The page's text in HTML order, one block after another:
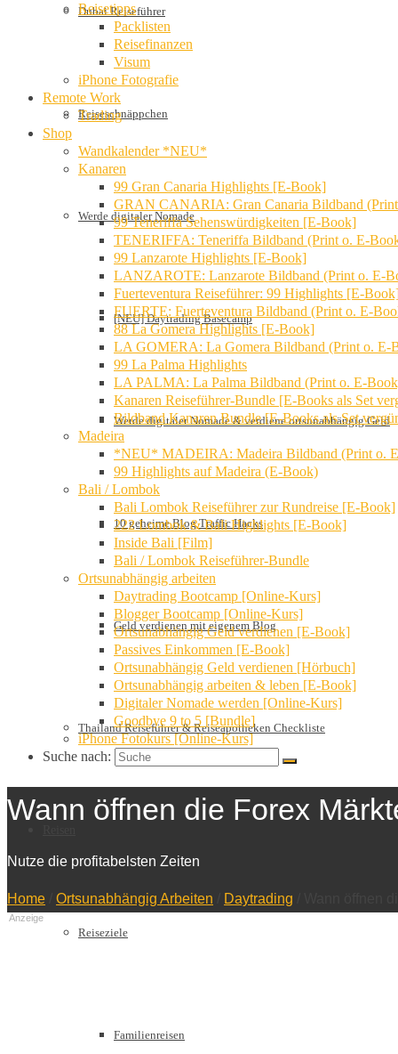
Dubai Reiseführer
Reiseschnäppchen
Werde digitaler Nomade
[NEU] Daytrading Basecamp
Werde digitaler Nomade & verdiene ortsunabhängig Geld
10 geheime Blog Traffic Hacks
Geld verdienen mit eigenem Blog
Thailand Reiseführer & Reiseapotheken Checkliste
Reiseziele
Familienreisen
Reisetipps
Packlisten
Reisefinanzen
Visum
iPhone Fotografie
Remote Work
Trading
Shop
Wandkalender *NEU*
Kanaren
99 Gran Canaria Highlights [E-Book]
GRAN CANARIA: Gran Canaria Bildband
99 Teneriffa Sehenswürdigkeiten [E-Book]
TENERIFFA: Teneriffa Bildband (Print o. E-
99 Lanzarote Highlights [E-Book]
LANZAROTE: Lanzarote Bildband (Print o. E-
Fuerteventura Reiseführer: 99 Highlights [E-
FUERTE: Fuerteventura Bildband (Print o. E-
88 La Gomera Highlights [E-Book]
LA GOMERA: La Gomera Bildband (Print o. E-
99 La Palma Highlights
LA PALMA: La Palma Bildband (Print o. E-
Kanaren Reiseführer-Bundle [E-Books als Set
Bildband Kanaren Bundle [E-Books als Set
Madeira
*NEU* MADEIRA: Madeira Bildband (Print o.
99 Highlights auf Madeira (E-Book)
Bali / Lombok
Bali Lombok Reiseführer zur Rundreise [E-Book]
222 Lombok & Bali Highlights [E-Book]
Inside Bali [Film]
Bali / Lombok Reiseführer-Bundle
Ortsunabhängig arbeiten
Daytrading Bootcamp [Online-Kurs]
Blogger Bootcamp [Online-Kurs]
Ortsunabhängig Geld verdienen [E-Book]
Passives Einkommen [E-Book]
Ortsunabhängig Geld verdienen [Hörbuch]
Ortsunabhängig arbeiten & leben [E-Book]
Digitaler Nomade werden [Online-Kurs]
Goodbye 9 to 5 [Bundle]
iPhone Fotokurs [Online-Kurs]
Suche nach:
Wann öffnen die Forex
Nutze die profitabelsten Zeiten
Home Ortsunabhängig Arbeiten Daytrading
Anzeige